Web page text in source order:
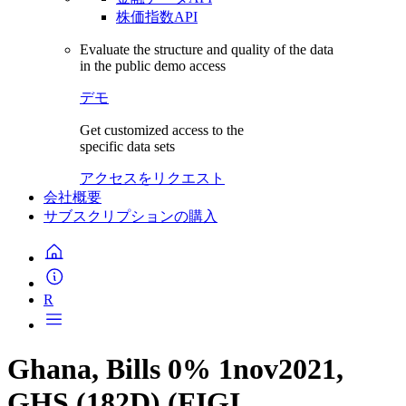
株価指数API
Evaluate the structure and quality of the data
in the public demo access
デモ
Get customized access to the
specific data sets
アクセスをリクエスト
会社概要
サブスクリプションの購入
R
Ghana, Bills 0% 1nov2021,